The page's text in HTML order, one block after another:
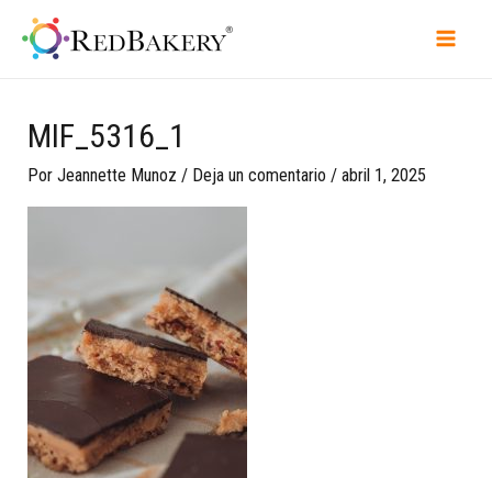
MIF_5316_1
PorJeannette Munoz / Deja un comentario /abril 1, 2025